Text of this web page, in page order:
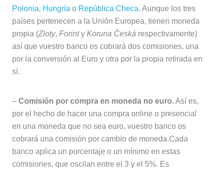
Polonia, Hungríao República Checa. Aunque los tres
países pertenecen a la Unión Europea, tienen moneda
propia (Zloty, Forinty Koruna Českárespectivamente)
así que vuestro banco os cobrará dos comisiones, una
por la conversión al Euro y otra por la propia retirada en
sí.
– Comisión por compra en moneda no euro. Así es,
por el hecho de hacer una compra online o presencial
en una moneda que no sea euro, vuestro banco os
cobrará una comisión por cambio de moneda.Cada
banco aplica un porcentaje o un mínimo en estas
comisiones, que oscilan entre el 3 y el 5%. Es